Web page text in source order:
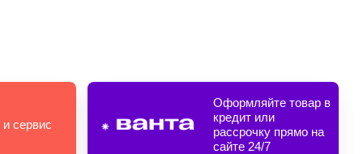
и сервис
Оформляйте товар в
кредит или
рассрочку прямо на
сайте 24/7